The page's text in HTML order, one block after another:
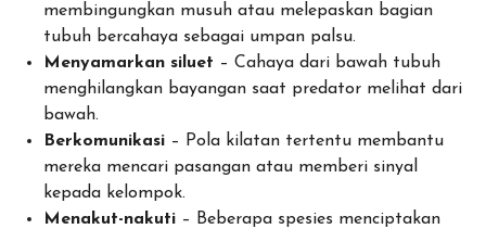
membingungkan musuh atau melepaskan bagian
tubuh bercahaya sebagai umpan palsu.
Menyamarkan siluet – Cahaya dari bawah tubuh
menghilangkan bayangan saat predator melihat dari
bawah.
Berkomunikasi– Pola kilatan tertentu membantu
mereka mencari pasangan atau memberi sinyal
kepada kelompok.
Menakut-nakuti– Beberapa spesies menciptakan